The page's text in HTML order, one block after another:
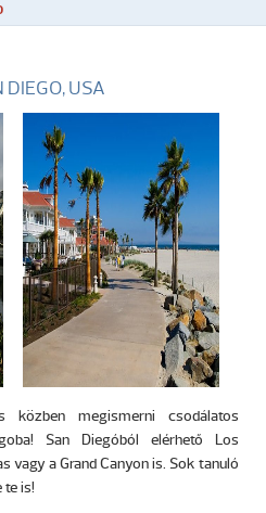
USA
közben megismerni csodálatos
San Diegóból elérhető Los
vagy a Grand Canyon is. Sok tanuló
te is!